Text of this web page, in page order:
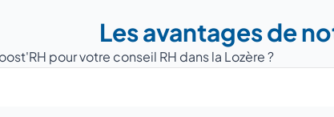
Les avantages de
pour votre conseil RH dans la Lozère ?